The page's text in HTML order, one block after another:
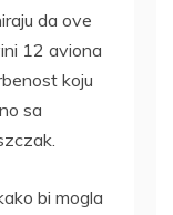
da ove
12 aviona
koju
sa
bi mogla